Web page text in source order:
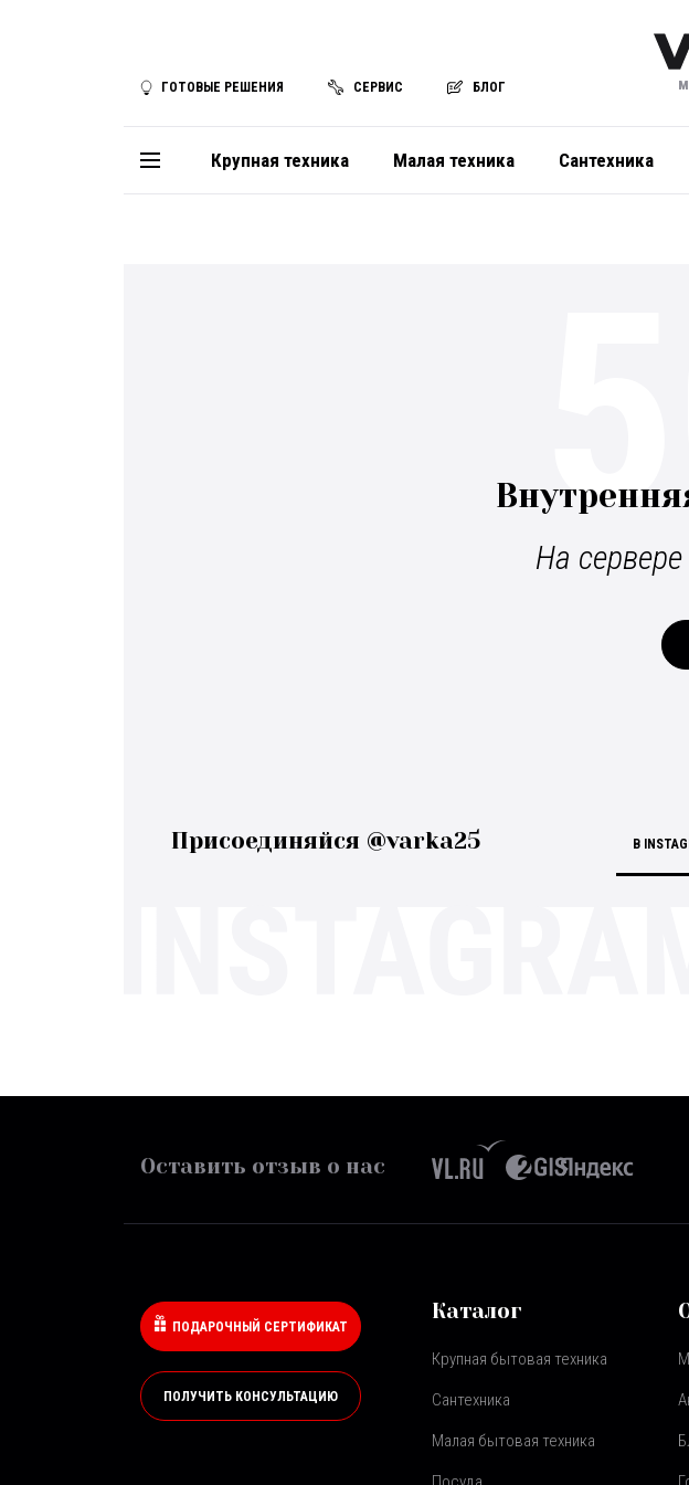
ГОТОВЫЕ РЕШЕНИЯ СЕРВИС БЛОГ
Крупная техника Малая техника Сантехника
На
Присоединяйся @varka25 В
Оставить отзыв о нас
ПОДАРОЧНЫЙ СЕРТИФИКАТ
ПОЛУЧИТЬ КОНСУЛЬТАЦИЮ
Каталог
Крупная бытовая техника
Сантехника
Малая бытовая техника